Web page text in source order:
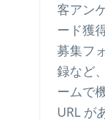
客アン
ード獲
募集フ
録など
ームで
URL が